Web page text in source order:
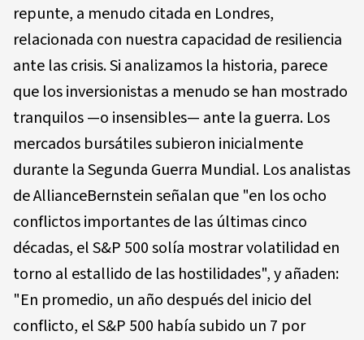
repunte, a menudo citada en Londres,
relacionada con nuestra capacidad de resiliencia
ante las crisis. Si analizamos la historia, parece
que los inversionistas a menudo se han mostrado
tranquilos —o insensibles— ante la guerra. Los
mercados bursátiles subieron inicialmente
durante la Segunda Guerra Mundial. Los analistas
de AllianceBernstein señalan que "en los ocho
conflictos importantes de las últimas cinco
décadas, el S&P 500 solía mostrar volatilidad en
torno al estallido de las hostilidades", y añaden:
"En promedio, un año después del inicio del
conflicto, el S&P 500 había subido un 7 por